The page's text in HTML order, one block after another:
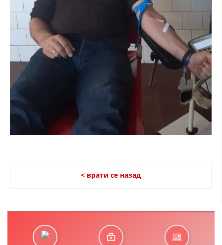
< врати се назад